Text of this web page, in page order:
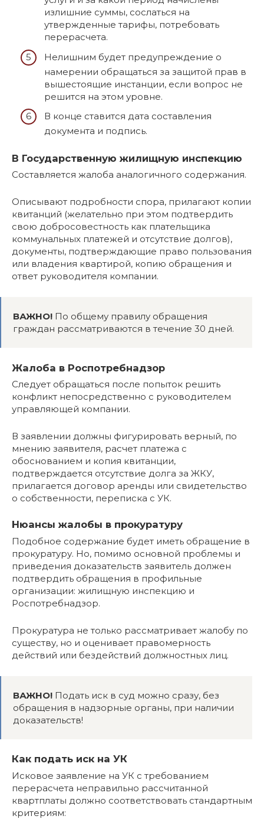
излишние суммы, сослаться на
утвержденные тарифы, потребовать
перерасчета.
Нелишним будет предупреждение о
намерении обращаться за защитой прав в
вышестоящие инстанции, если вопрос не
решится на этом уровне.
В конце ставится дата составления
документа и подпись.
В Государственную жилищную инспекцию
Составляется жалоба аналогичного содержания.
Описывают подробности спора, прилагают копии
квитанций (желательно при этом подтвердить
свою добросовестность как плательщика
коммунальных платежей и отсутствие долгов),
документы, подтверждающие право пользования
или владения квартирой, копию обращения и
ответ руководителя компании.
ВАЖНО! По общему правилу обращения
граждан рассматриваются в течение 30 дней.
Жалоба в Роспотребнадзор
Следует обращаться после попыток решить
конфликт непосредственно с руководителем
управляющей компании.
В заявлении должны фигурировать верный, по
мнению заявителя, расчет платежа с
обоснованием и копия квитанции,
подтверждается отсутствие долга за ЖКУ,
прилагается договор аренды или свидетельство
о собственности, переписка с УК.
Нюансы жалобы в прокуратуру
Подобное содержание будет иметь обращение в
прокуратуру. Но, помимо основной проблемы и
приведения доказательств заявитель должен
подтвердить обращения в профильные
организации: жилищную инспекцию и
Роспотребнадзор.
Прокуратура не только рассматривает жалобу по
существу, но и оценивает правомерность
действий или бездействий должностных лиц.
ВАЖНО! Подать иск в суд можно сразу, без
обращения в надзорные органы, при наличии
доказательств!
Как подать иск на УК
Исковое заявление на УК с требованием
перерасчета неправильно рассчитанной
квартплаты должно соответствовать стандартным
критериям: